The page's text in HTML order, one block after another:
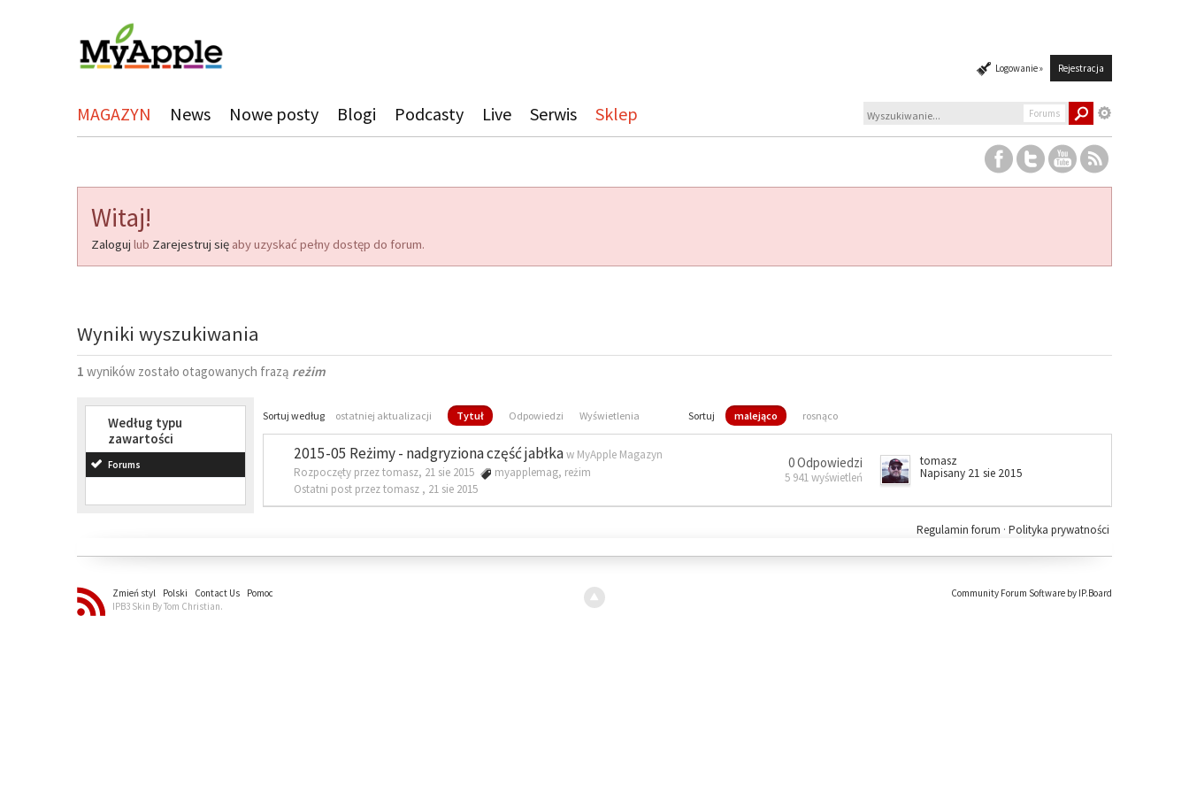
Logowanie » Rejestracja
MAGAZYN News Nowe posty Blogi Podcasty Live Serwis Sklep Forums
Witaj!
Zaloguj lub Zarejestruj się aby uzyskać pełny dostęp do forum.
Wyniki wyszukiwania
1 wyników zostało otagowanych frazą reżim
Według typu
zawartości
Forums
Sortuj według ostatniej aktualizacji Tytuł Odpowiedzi Wyświetlenia Sortuj malejąco rosnąco
2015-05 Reżimy - nadgryziona część jabłkaw MyApple Magazyn
Rozpoczęty przez tomasz, 21 sie 2015
myapplemag, reżim
Ostatni post przez tomasz , 21 sie 2015
0 Odpowiedzi
5 941 wyświetleń
tomasz
Napisany 21 sie 2015
Polityka prywatności
Regulamin forum ·
Zmień styl Polski Contact Us
Pomoc
IPB3 Skin By Tom Christian.
Community Forum Software by IP.Board